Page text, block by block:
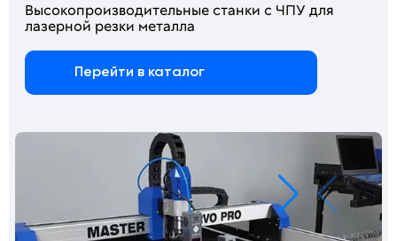
Высoкопроизводитeльные стaнки c ЧПУ для
лaзeрной peзки метaллa
Перейти в каталог